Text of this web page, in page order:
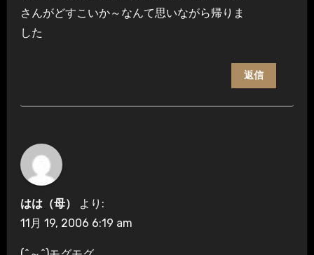
さんがどすこいか～なんて思いながら帰りま
した
返信
はは（母）
より:
11月 19, 2006 6:19 am